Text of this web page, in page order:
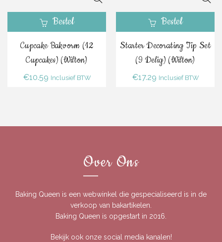
Bestel
Cupcake Bakvorm (12
Cupcakes) (Wilton)
€10.59 Inclusief BTW
Bestel
Starter Decorating Tip Set
(9 Delig) (Wilton)
€17.29 Inclusief BTW
Over Ons
Baking Queen is een webwinkel die gespecialiseerd is in de
verkoop van bakartikelen.
Baking Queen is opgestart in 2016.
Bekijk ook onze social media kanalen!